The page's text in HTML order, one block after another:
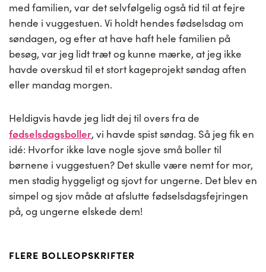
med familien, var det selvfølgelig også tid til at fejre
hende i vuggestuen. Vi holdt hendes fødselsdag om
søndagen, og efter at have haft hele familien på
besøg, var jeg lidt træt og kunne mærke, at jeg ikke
havde overskud til et stort kageprojekt søndag aften
eller mandag morgen.
Heldigvis havde jeg lidt dej til overs fra de
fødselsdagsboller, vi havde spist søndag. Så jeg fik en
idé: Hvorfor ikke lave nogle sjove små boller til
børnene i vuggestuen? Det skulle være nemt for mor,
men stadig hyggeligt og sjovt for ungerne. Det blev en
simpel og sjov måde at afslutte fødselsdagsfejringen
på, og ungerne elskede dem!
FLERE BOLLEOPSKRIFTER